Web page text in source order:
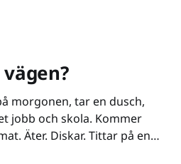
att jag blev pappa för
morgonen, tar en dusch,
jobb och skola. Kommer
Äter. Diskar. Tittar på en